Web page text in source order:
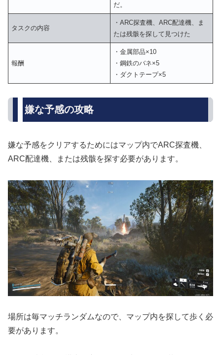
だ。
タスクの内容
・ARC探査機、ARC配達機、ま
たは残骸を探して見つけた
報酬
・金属部品×10
・鋼鉄のバネ×5
・ダクトテープ×5
嫌な予感の攻略
嫌な予感をクリアするためにはマップ内でARC探査機、
ARC配達機、または残骸を探す必要があります。
場所は毎マッチランダムなので、マップ内を探して歩く必
要があります。